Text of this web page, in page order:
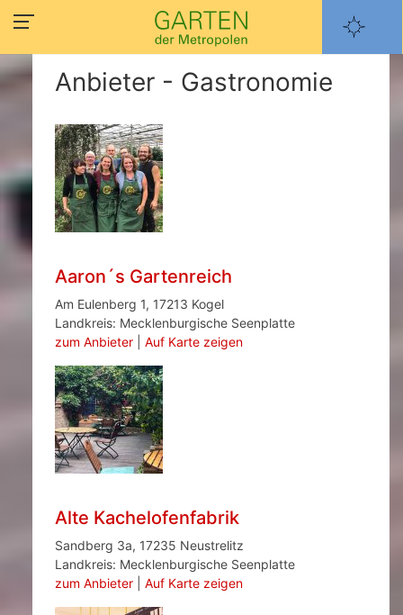
Anbieter - Gastronomie
Aaron´s Gartenreich
Am Eulenberg 1, 17213 Kogel
Landkreis: Mecklenburgische Seenplatte
zum Anbieter| Auf Karte zeigen
Alte Kachelofenfabrik
Sandberg 3a, 17235 Neustrelitz
Landkreis: Mecklenburgische Seenplatte
zum Anbieter| Auf Karte zeigen